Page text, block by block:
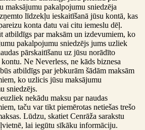
maksājumu pakalpojumu sniedzēja
līdzekļu ieskaitīšanā jūsu kontā, kas
konta datu vai citu iemeslu dēļ.
atbildīgs par maksām un izdevumiem, ko
pakalpojumu sniedzējs jums uzliek
pārskaitīšanu uz jūsu norādīto
Ne Neverless, ne kāds biznesa
atbildīgs par jebkurām šādām maksām
ko uzlicis jūsu maksājumu
sniedzējs.
nekādu maksu par naudas
taču var tikt piemērotas netiešas trešo
Lūdzu, skatiet Cenrāža sarakstu
lai iegūtu sīkāku informāciju.